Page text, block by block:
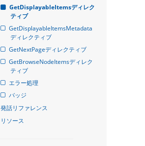
GetDisplayableItemsディレク
ティブ
GetDisplayableItemsMetadata
ディレクティブ
GetNextPageディレクティブ
GetBrowseNodeItemsディレク
ティブ
エラー処理
バッジ
発話リファレンス
リソース